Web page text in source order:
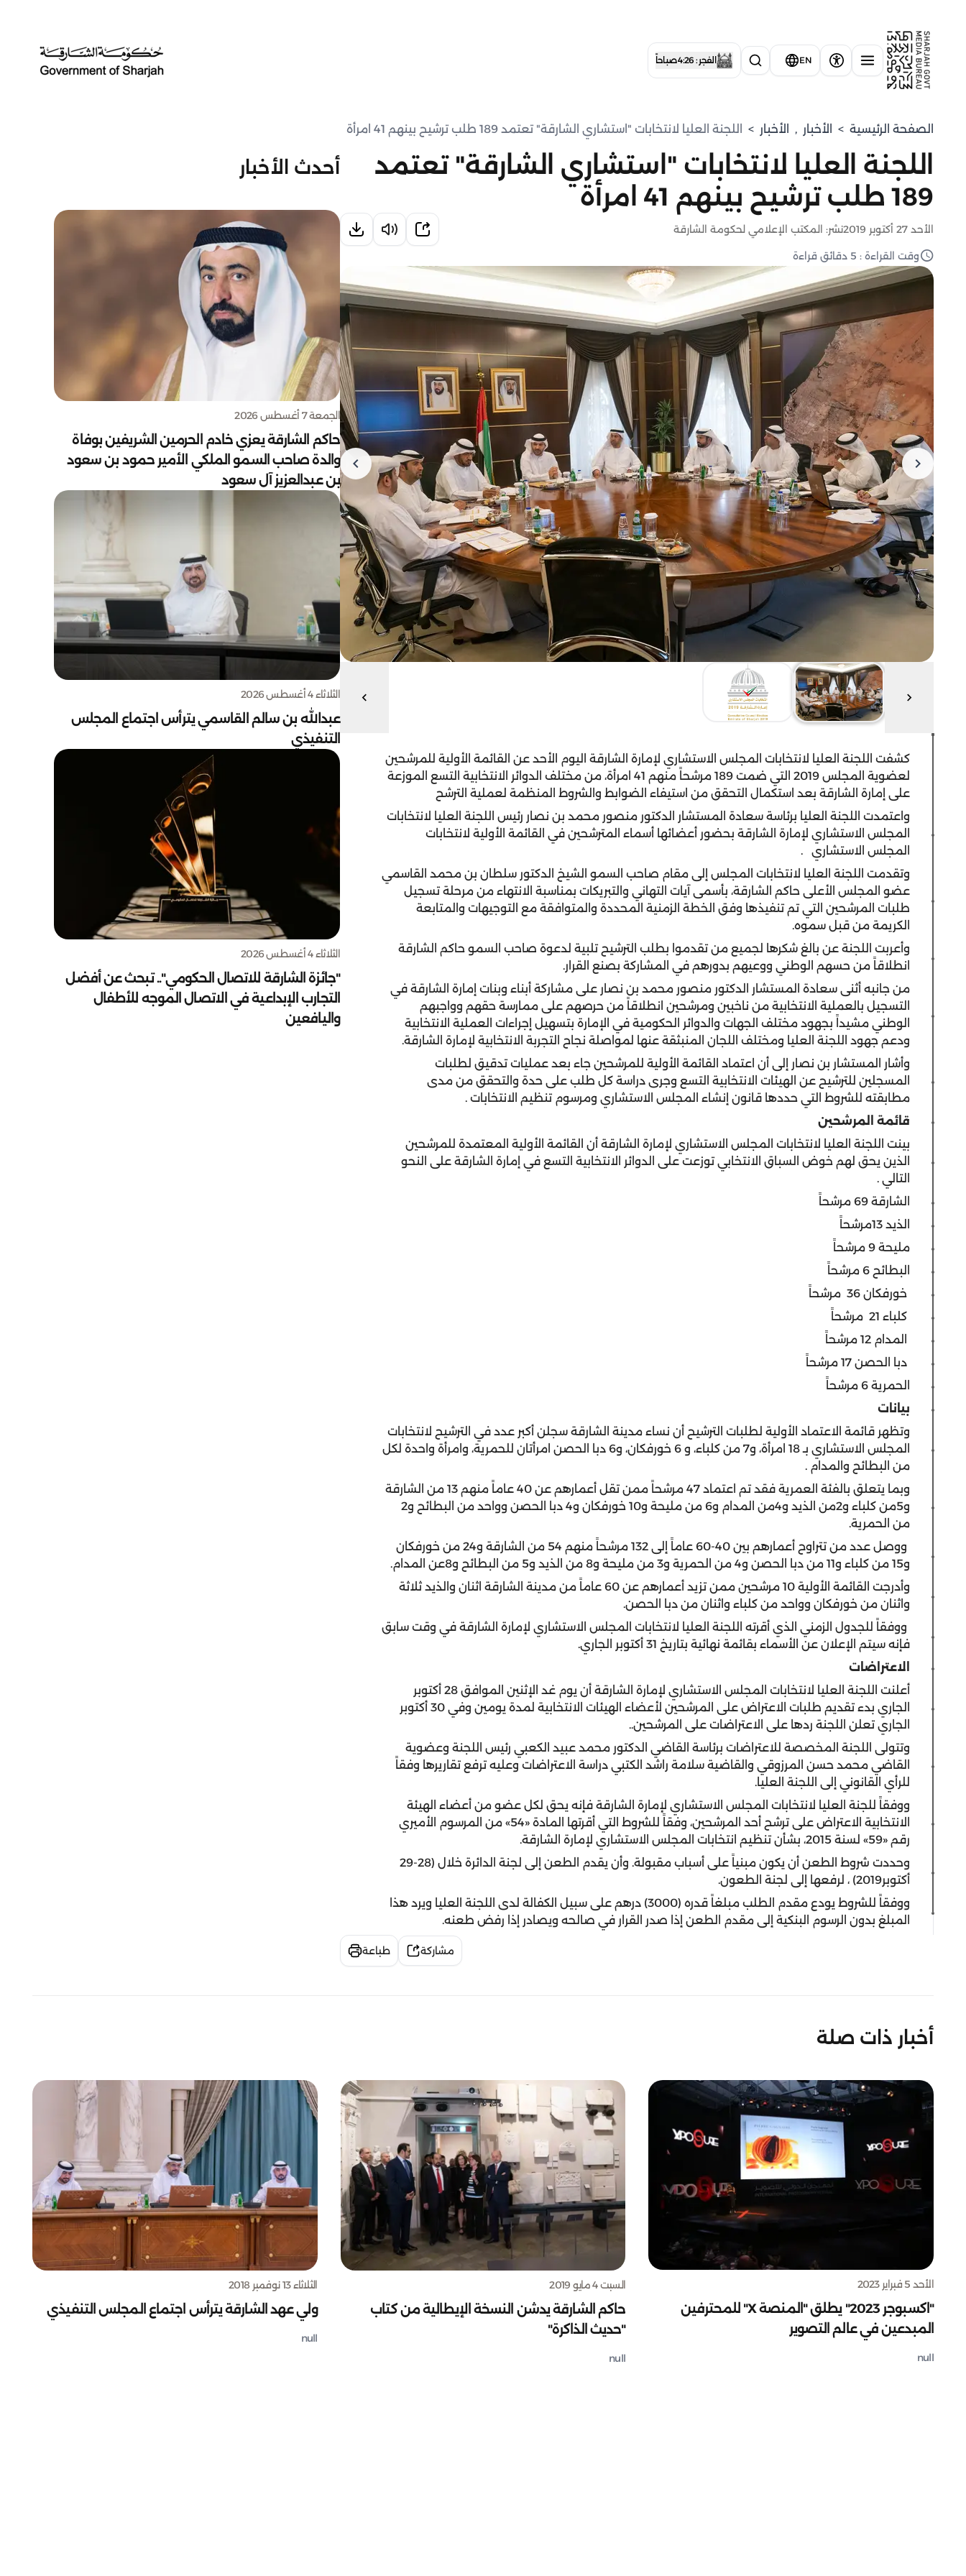
EN الفجر : 4:26 صباحاً
الصفحة الرئيسية > الأخبار , الأخبار > اللجنة العليا لانتخابات "استشاري الشارقة" تعتمد 189 طلب ترشيح بينهم 41 امرأة
اللجنة العليا لانتخابات "استشاري الشارقة" تعتمد
189 طلب ترشيح بينهم 41 امرأة
الأحد 27 أكتوبر 2019 نشر: المكتب الإعلامي لحكومة الشارقة
وقت القراءة : 5 دقائق قراءة
كشفت اللجنة العليا لانتخابات المجلس الاستشاري لإمارة الشارقة اليوم الأحد عن القائمة الأولية للمرشحين
لعضوية المجلس 2019 التي ضمت 189 مرشحاً منهم 41 امرأة، من مختلف الدوائر الانتخابية التسع الموزعة
على إمارة الشارقة بعد استكمال التحقق من استيفاء الضوابط والشروط المنظمة لعملية الترشح
واعتمدت اللجنة العليا برئاسة سعادة المستشار الدكتور منصور محمد بن نصار رئيس اللجنة العليا لانتخابات
المجلس الاستشاري لإمارة الشارقة بحضور أعضائها أسماء المترشحين في القائمة الأولية لانتخابات
المجلس الاستشاري
.
وتقدمت اللجنة العليا لانتخابات المجلس إلى مقام صاحب السمو الشيخ الدكتور سلطان بن محمد القاسمي
عضو المجلس الأعلى حاكم الشارقة، بأسمى آيات التهاني والتبريكات بمناسبة الانتهاء من مرحلة تسجيل
طلبات المرشحين التي تم تنفيذها وفق الخطة الزمنية المحددة والمتوافقة مع التوجيهات والمتابعة
الكريمة من قبل سموه.
وأعربت اللجنة عن بالغ شكرها لجميع من تقدموا بطلب الترشيح تلبية لدعوة صاحب السمو حاكم الشارقة
انطلاقاً من حسهم الوطني ووعيهم بدورهم في المشاركة بصنع القرار.
من جانبه أثنى سعادة المستشار الدكتور منصور محمد بن نصار على مشاركة أبناء وبنات إمارة الشارقة في
التسجيل بالعملية الانتخابية من ناخبين ومرشحين انطلاقاً من حرصهم على ممارسة حقهم وواجبهم
الوطني مشيداً بجهود مختلف الجهات والدوائر الحكومية في الإمارة بتسهيل إجراءات العملية الانتخابية
ودعم جهود اللجنة العليا ومختلف اللجان المنبثقة عنها لمواصلة نجاح التجربة الانتخابية لإمارة الشارقة.
وأشار المستشار بن نصار إلى أن اعتماد القائمة الأولية للمرشحين جاء بعد عمليات تدقيق لطلبات
المسجلين للترشيح عن الهيئات الانتخابية التسع وجرى دراسة كل طلب على حدة والتحقق من مدى
مطابقته للشروط التي حددها قانون إنشاء المجلس الاستشاري ومرسوم تنظيم الانتخابات .
قائمة المرشحين
بينت اللجنة العليا لانتخابات المجلس الاستشاري لإمارة الشارقة أن القائمة الأولية المعتمدة للمرشحين
الذين يحق لهم خوض السباق الانتخابي توزعت على الدوائر الانتخابية التسع في إمارة الشارقة على النحو
التالي .
الشارقة 69 مرشحاً
الذيد 13مرشحاً
مليحة 9 مرشحاً
البطائح 6 مرشحاً
خورفكان 36
مرشحاً
كلباء 21
مرشحاً
المدام 12 مرشحاً
دبا الحصن 17 مرشحاً
الحمرية 6 مرشحاً
بيانات
وتظهر قائمة الاعتماد الأولية لطلبات الترشيح أن نساء مدينة الشارقة سجلن أكبر عدد في الترشيح لانتخابات
المجلس الاستشاري بـ 18 امرأة، و7 من كلباء، و 6 خورفكان، و6 دبا الحصن امرأتان للحمرية، وامرأة واحدة لكل
من البطائح والمدام .
وبما يتعلق بالفئة العمرية فقد تم اعتماد 47 مرشحاً ممن تقل أعمارهم عن 40 عاماً منهم 13 من الشارقة
و5من كلباء و2من الذيد و4من المدام و6 من مليحة و10 خورفكان و4 دبا الحصن وواحد من البطائح و2
من الحمرية.
ووصل عدد من تتراوح أعمارهم بين 40-60 عاماً إلى 132 مرشحاً منهم 54 من الشارقة و24 من خورفكان
و15 من كلباء و11 من دبا الحصن و4 من الحمرية و3 من مليحة و8 من الذيد و5 من البطائح و8عن المدام
.
وأدرجت القائمة الأولية 10 مرشحين ممن تزيد أعمارهم عن 60 عاماً من مدينة الشارقة اثنان والذيد ثلاثة
واثنان من خورفكان وواحد من كلباء واثنان من دبا الحصن.
ووفقاً للجدول الزمني الذي أقرته اللجنة العليا لانتخابات المجلس الاستشاري لإمارة الشارقة في وقت سابق
فإنه سيتم الإعلان عن الأسماء بقائمة نهائية بتاريخ 31 أكتوبر الجاري
.
الاعتراضات
أعلنت اللجنة العليا لانتخابات المجلس الاستشاري لإمارة الشارقة أن يوم غد الإثنين الموافق 28 أكتوبر
الجاري بدء تقديم طلبات الاعتراض على المرشحين لأعضاء الهيئات الانتخابية لمدة يومين وفي 30 أكتوبر
الجاري تعلن اللجنة ردها على الاعتراضات على المرشحين..
وتتولى اللجنة المخصصة للاعتراضات برئاسة القاضي الدكتور محمد عبيد الكعبي رئيس اللجنة وعضوية
القاضي محمد حسن المرزوقي والقاضية سلامة راشد الكتبي دراسة الاعتراضات وعليه ترفع تقاريرها وفقاً
للرأي القانوني إلى اللجنة العليا.
ووفقاً للجنة العليا لانتخابات المجلس الاستشاري لإمارة الشارقة فإنه يحق لكل عضو من أعضاء الهيئة
الانتخابية الاعتراض على ترشح أحد المرشحين، وفقاً للشروط التي أقرتها المادة «54» من المرسوم الأميري
رقم «59» لسنة 2015، بشأن تنظيم انتخابات المجلس الاستشاري لإمارة الشارقة
.
وحددت شروط الطعن أن يكون مبنياً على أسباب مقبولة. وأن يقدم الطعن إلى لجنة الدائرة خلال (28-29
أكتوبر2019) ، لرفعها إلى لجنة الطعون
.
ووفقاً للشروط يودع مقدم الطلب مبلغاً قدره (3000) درهم على سبيل الكفالة لدى اللجنة العليا ويرد هذا
المبلغ بدون الرسوم البنكية إلى مقدم الطعن إذا صدر القرار في صالحه ويصادر إذا رفض طعنه.
مشاركة طباعة
أحدث الأخبار
الجمعة 7 أغسطس 2026
حاكم الشارقة يعزي خادم الحرمين الشريفين بوفاة
والدة صاحب السمو الملكي الأمير حمود بن سعود
بن عبدالعزيز آل سعود
الثلاثاء 4 أغسطس 2026
عبدالله بن سالم القاسمي يترأس اجتماع المجلس
التنفيذي
الثلاثاء 4 أغسطس 2026
"جائزة الشارقة للاتصال الحكومي".. تبحث عن أفضل
التجارب الإبداعية في الاتصال الموجه للأطفال
واليافعين
أخبار ذات صلة
الأحد 5 فبراير 2023
"اكسبوجر 2023" يطلق "المنصة X" للمحترفين
المبدعين في عالم التصوير
null
السبت 4 مايو 2019
حاكم الشارقة يدشن النسخة الإيطالية من كتاب
"حديث الذاكرة"
null
الثلاثاء 13 نوفمبر 2018
ولي عهد الشارقة يترأس اجتماع المجلس التنفيذي
null